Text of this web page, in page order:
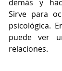
demás y
Sirve para
psicológica.
puede ver
relaciones.